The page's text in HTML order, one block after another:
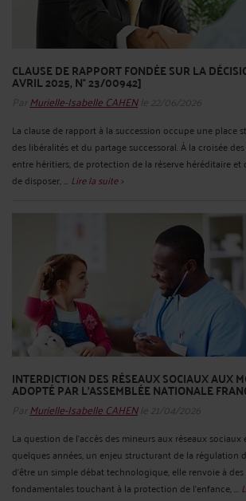
CLAUSE DE RAPPORT FONDÉE SUR LA
AVRIL 2025, N° 23/00942]
Par Murielle-Isabelle CAHENle 22/06/2026
La clause de rapport à la succession occupe une place
des libéralités et du partage successoral. À la croisée
entre héritiers, de protection de la réserve héréditaire
de disposer, ... Lire la suite >
INTERDICTION DES RÉSEAUX SOCIAUX AUX
ADOPTÉ PAR L’ASSEMBLÉE NATIONALE
Par Murielle-Isabelle CAHENle 21/04/2026
La question de l’accès des mineurs aux réseaux sociaux
quelques années, un enjeu structurant de la régulation
d’être un simple débat technologique, elle renvoie à
fondamentales touchant à la protection de l’enfance, ...